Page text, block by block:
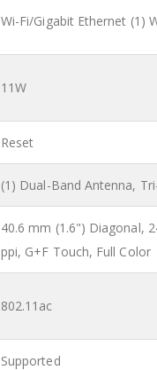
Wi-Fi/Gigabit Ethernet (1)
11W
Reset
(1) Dual-Band Antenna,
40.6 mm (1.6") Diagonal,
ppi, G+F Touch, Full Color
802.11ac
Supported